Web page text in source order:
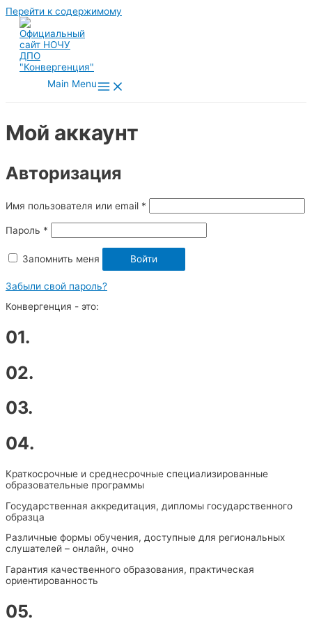
Перейти к содержимому
Main Menu
Мой аккаунт
Авторизация
Имя пользователя или email *
Пароль *
Запомнить меня Войти
Забыли свой пароль?
Конвергенция - это:
01.
02.
03.
04.
Краткосрочные и среднесрочные специализированные
образовательные программы
Государственная аккредитация, дипломы государственного
образца
Различные формы обучения, доступные для региональных
слушателей – онлайн, очно
Гарантия качественного образования, практическая
ориентированность
05.